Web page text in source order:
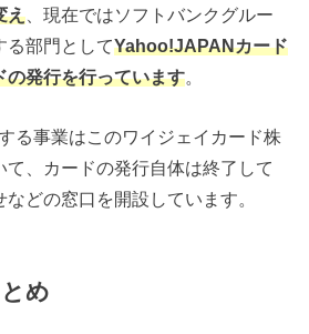
え 、現在ではソフトバンクグルー
る部門としてYahoo!JAPANカード
の発行を行っています。
る事業はこのワイジェイカード株
、カードの発行自体は終了して
どの窓口を開設しています。
め